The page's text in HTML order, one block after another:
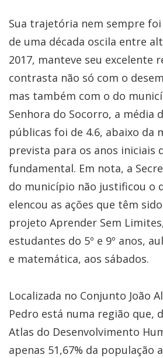
Sua trajetória nem sempre
de uma década oscila entre
2017, manteve seu excelente
contrasta não só com o
mas também com o do
Senhora do Socorro, a média
públicas foi de 4.6, abaixo da
prevista para os anos iniciais
fundamental. Em nota, a
do município não justificou o
elencou as ações que têm
projeto Aprender Sem
estudantes do 5º e 9º anos,
e matemática, aos sábados.
Localizada no Conjunto João
Pedro está numa região que,
Atlas do Desenvolvimento
apenas 51,67% da população